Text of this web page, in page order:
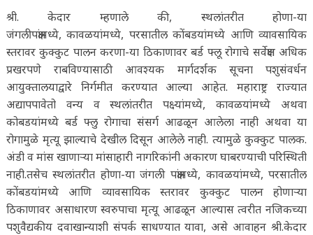
श्री. केदार म्हणाले की, स्थलांतरीत होणा-या
जंगलीपक्षांमध्ये, कावळयांमध्ये, परसातील कोंबडयांमध्ये आणि व्यावसायिक
स्तरावर कुक्कुट पालन करणा-या ठिकाणावर बर्ड फ्लू रोगाचे सर्वेक्षण अधिक
प्रखरपणे राबविण्यासाठी आवश्यक मार्गदर्शक सूचना पशुसंवर्धन
आयुक्तालयाद्वारे निर्गमीत करण्यात आल्या आहेत. महाराष्ट्र राज्यात
अद्यापपावेतो वन्य व स्थलांतरीत पक्ष्यांमध्ये, कावळयांमध्ये अथवा
कोबडयांमध्ये बर्ड फ्लु रोगाचा संसर्ग आढळून आलेला नाही अथवा या
रोगामुळे मृत्यू झाल्याचे देखील दिसून आलेले नाही. त्यामुळे कुक्कुट पालक.
अंडी व मांस खाणाऱ्या मांसाहारी नागरिकांनी अकारण घाबरण्याची परिस्थिती
नाही.तसेच स्थलांतरीत होणा-या जंगली पक्षांमध्ये, कावळयांमध्ये, परसातील
कोंबडयांमध्ये आणि व्यावसायिक स्तरावर कुक्कुट पालन होणाऱ्या
ठिकाणावर असाधारण स्वरुपाचा मृत्यू आढळून आल्यास त्वरीत नजिकच्या
पशुवैद्यकीय दवाखान्याशी संपर्क साधण्यात यावा, असे आवाहन श्री.केदार